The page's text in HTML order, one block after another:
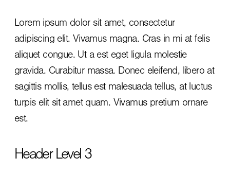
Lorem ipsum dolor sit amet, consectetur
adipiscing elit. Vivamus magna. Cras in mi at felis
aliquet congue. Ut a est eget ligula molestie
gravida. Curabitur massa. Donec eleifend, libero at
sagittis mollis, tellus est malesuada tellus, at luctus
turpis elit sit amet quam. Vivamus pretium ornare
est.
Header Level 3